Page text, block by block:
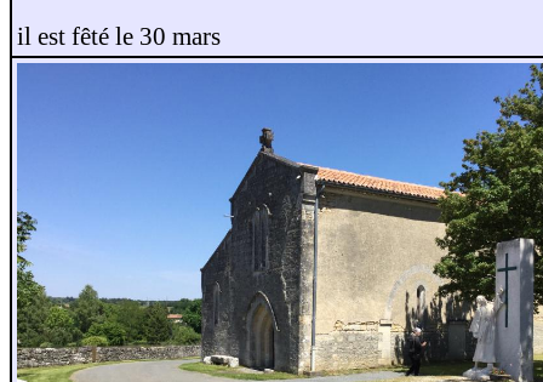
il est fêté le 30 mars